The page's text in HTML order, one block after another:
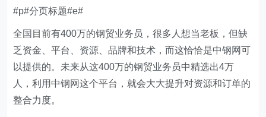
#p#分页标题#e#
全国目前有400万的钢贸业务员，很多人想当老板，但缺
乏资金、平台、资源、品牌和技术，而这恰恰是中钢网可
以提供的。未来从这400万的钢贸业务员中精选出4万
人，利用中钢网这个平台，就会大大提升对资源和订单的
整合力度。